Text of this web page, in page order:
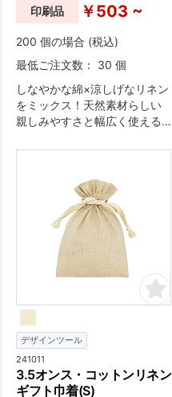
印刷品 ￥503 ~
200 個の場合 (税込)
最低ご注文数： 30 個
しなやかな綿×涼しげなリネン
をミックス！天然素材らしい
親しみやすさと幅広く使える
用頻度の高いアイテムは名入
の期待大。巾着シリーズは豊
富なサイズ展開や、きゅっと
絞るだけでギフト感が演出で
きるデザイン性の高さも魅力
デザインツール
241011
3.5オンス・コットンリネン
ギフト巾着(S)